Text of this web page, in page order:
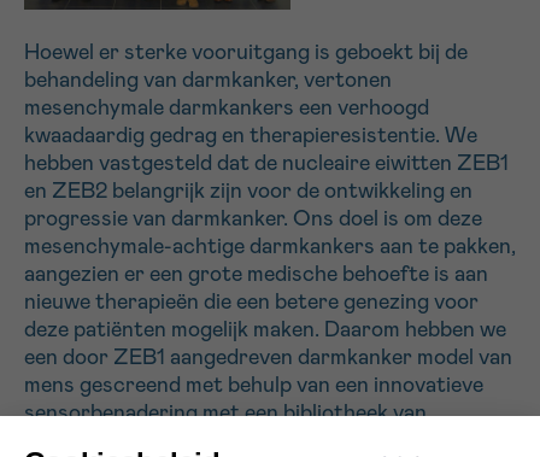
Hoewel er sterke vooruitgang is geboekt bij de
behandeling van darmkanker, vertonen
mesenchymale darmkankers een verhoogd
kwaadaardig gedrag en therapieresistentie. We
hebben vastgesteld dat de nucleaire eiwitten ZEB1
en ZEB2 belangrijk zijn voor de ontwikkeling en
progressie van darmkanker. Ons doel is om deze
mesenchymale-achtige darmkankers aan te pakken,
aangezien er een grote medische behoefte is aan
nieuwe therapieën die een betere genezing voor
deze patiënten mogelijk maken. Daarom hebben we
een door ZEB1 aangedreven darmkanker model van
mens gescreend met behulp van een innovatieve
sensorbenadering met een bibliotheek van
Ja, stuur mij de nieuwsbrief
Ik aanvaard degebruiksvoorwaarden
*VERPLICHT VELD
Sturen